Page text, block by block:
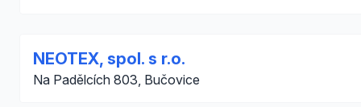
NEOTEX, spol. s r.o.
Na Padělcích 803, Bučovice